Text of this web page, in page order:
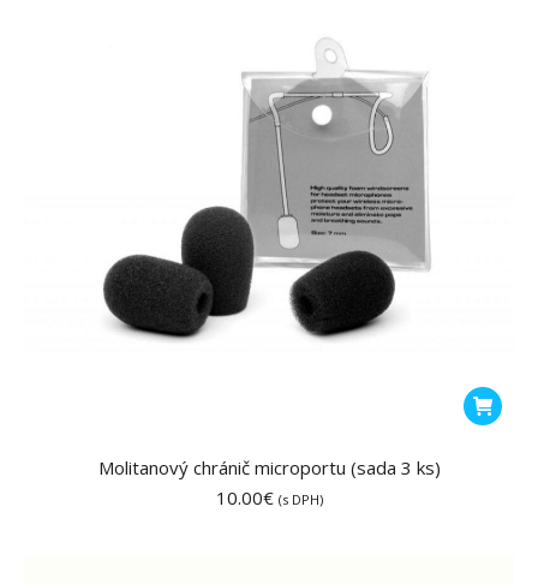
Molitanový chránič microportu (sada 3 ks)
10.00€ (s DPH)